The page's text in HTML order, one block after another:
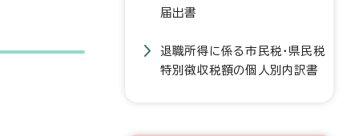
届出書
退職所得に係る市民税・県民税
特別徴収税額の個人別内訳書